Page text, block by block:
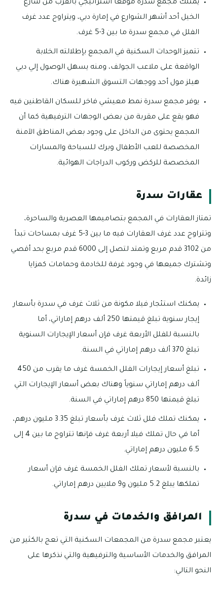
يمتلك مجمع سدرة موقعاً استراتيجي بالقرب من شارع
الخيل أحد أشهر الشوارع في إمارة دبي، ويتراوح عدد غرف
الفلل في مجمع سدرة ما بين 3-5 غرف.
تتميز الوحدات السكنية في المجمع بإطلالته الخلابة
الواقعة على ملاعب الجولف، ومنه يسهل الوصول إلي دبي
هيلز مول أحد ووجهات التسوق الشهيرة هناك.
يوفر مجمع سدرة نمط معيشي فاخر للسكان القاطنين فيه
فهو يقع على مقربة من بعض الوجهات الترفيهية كما أن
المجمع يحتوى من الداخل على وجود بعض المناطق الآمنة
المخصصة للعب الأطفال وبرك للسباحة والمسارات
المخصصة للركض وركوب الدراجات الهوائية.
عقارات سدرة
تمتاز العقارات في المجمع بتصاميمها العصرية والساحرة،
وتتراوح عدد غرف العقارات فيه ما بين 3-5 غرف بمساحات تبدأ
من 3102 قدم مربع وتمتد لتصل إلى 6000 قدم مربع بحد أقصي
وتشترك جميعها في وجود غرفة للخادمة وحمامات كمزايا
زائدة.
يمكنك استئجار فيلا مكونة من ثلاث غرف في سدرة بأسعار
إيجار سنوية تبلغ قيمتها 250 ألف درهم إماراتي، أما
بالنسبة للفلل الأربعة غرف فإن أسعار الإيجارات السنوية
تبلغ 370 ألف درهم إماراتي في السنة.
تبلغ أسعار إيجارات الفلل الخمسة غرف ما يقرب من 450
ألف درهم إماراتي سنوياً وهناك بعض أسعار الإيجارات التي
تبلغ قيمتها 850 درهم إماراتي في السنة.
يمكنك تملك فلل ثلاث غرف بأسعار تبلغ 3.35 مليون درهم،
أما في حال تملك فيلا أربعة غرف فإنها تتراوح ما بين 4 إلى
6.5 مليون درهم إماراتي.
بالنسبة لأسعار تملك الفلل الخمسة غرف فإن أسعار
تملكها يبلغ 5.2 مليون و9 ملايين درهم إماراتي.
المرافق والخدمات في سدرة
يعتبر مجمع سدرة من المجمعات السكنية التي تعج بالكثير من
المرافق والخدمات الأساسية والترفيهية والتي نذكرها على
النحو التالي: